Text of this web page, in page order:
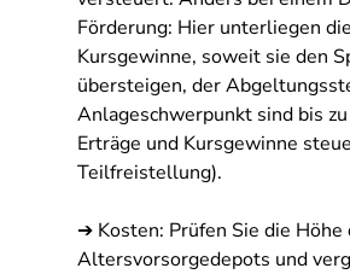
Förderung: Hier unterliegen
Kursgewinne, soweit sie den
übersteigen, der
Anlageschwerpunkt sind bis
Erträge und Kursgewinne
Teilfreistellung).
➔ Kosten: Prüfen Sie die Höhe
Altersvorsorgedepots und